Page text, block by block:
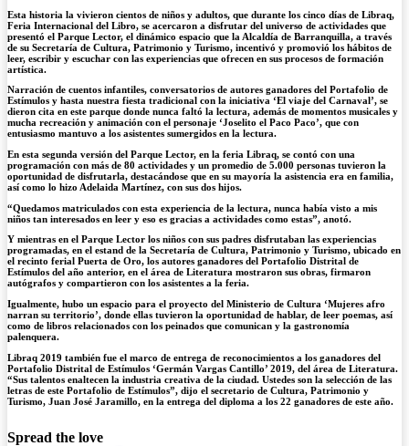
Esta historia la vivieron cientos de niños y adultos, que durante los cinco días de Libraq,
Feria Internacional del Libro, se acercaron a disfrutar del universo de actividades que
presentó el Parque Lector, el dinámico espacio que la Alcaldía de Barranquilla, a través
de su Secretaría de Cultura, Patrimonio y Turismo, incentivó y promovió los hábitos de
leer, escribir y escuchar con las experiencias que ofrecen en sus procesos de formación
artística.
Narración de cuentos infantiles, conversatorios de autores ganadores del Portafolio de
Estímulos y hasta nuestra fiesta tradicional con la iniciativa ‘El viaje del Carnaval’, se
dieron cita en este parque donde nunca faltó la lectura, además de momentos musicales y
mucha recreación y animación con el personaje ‘Joselito el Paco Paco’, que con
entusiasmo mantuvo a los asistentes sumergidos en la lectura.
En esta segunda versión del Parque Lector, en la feria Libraq, se contó con una
programación con más de 80 actividades y un promedio de 5.000 personas tuvieron la
oportunidad de disfrutarla, destacándose que en su mayoría la asistencia era en familia,
así como lo hizo Adelaida Martínez, con sus dos hijos.
“Quedamos matriculados con esta experiencia de la lectura, nunca había visto a mis
niños tan interesados en leer y eso es gracias a actividades como estas”, anotó.
Y mientras en el Parque Lector los niños con sus padres disfrutaban las experiencias
programadas, en el estand de la Secretaría de Cultura, Patrimonio y Turismo, ubicado en
el recinto ferial Puerta de Oro, los autores ganadores del Portafolio Distrital de
Estímulos del año anterior, en el área de Literatura mostraron sus obras, firmaron
autógrafos y compartieron con los asistentes a la feria.
Igualmente, hubo un espacio para el proyecto del Ministerio de Cultura ‘Mujeres afro
narran su territorio’, donde ellas tuvieron la oportunidad de hablar, de leer poemas, así
como de libros relacionados con los peinados que comunican y la gastronomía
palenquera.
Libraq 2019 también fue el marco de entrega de reconocimientos a los ganadores del
Portafolio Distrital de Estímulos ‘Germán Vargas Cantillo’ 2019, del área de Literatura.
“Sus talentos enaltecen la industria creativa de la ciudad. Ustedes son la selección de las
letras de este Portafolio de Estímulos”, dijo el secretario de Cultura, Patrimonio y
Turismo, Juan José Jaramillo, en la entrega del diploma a los 22 ganadores de este año.
Spread the love